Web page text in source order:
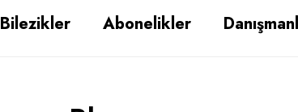
Bilezikler Abonelikler